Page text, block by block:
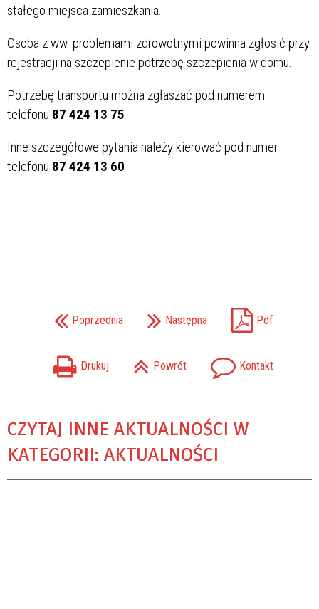
stałego miejsca zamieszkania.
Osoba z ww. problemami zdrowotnymi powinna zgłosić przy
rejestracji na szczepienie potrzebę szczepienia w domu.
Potrzebę transportu można zgłaszać pod numerem
telefonu 87 424 13 75
Inne szczegółowe pytania należy kierować pod numer
telefonu 87 424 13 60
Poprzednia Następna Pdf
Drukuj Powrót Kontakt
CZYTAJ INNE AKTUALNOŚCI W
KATEGORII: AKTUALNOŚCI